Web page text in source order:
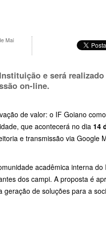
Mai
e será
on-line.
de valor: o IF Goiano
que acontecerá no dia 14
e transmissão via Google
acadêmica interna do
dos campi. A proposta é
de soluções para a